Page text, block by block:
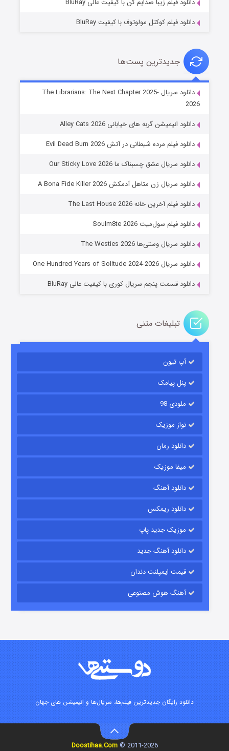
شوهر
عملیات آپارتمان
مردگان متحرک: شهر مرده ۳
قسمت۲ (زیرنویس) منتشر شد
قسمت۷ (زیرنویس) منتشر شد
شوگر فصل ۲
خاندان اژدها فصل ۳
دانلود فیلم کوکتل مولوتوف با کیفیت BluRay
جدیدترین پست‌ها
دانلود سریال The Librarians: The Next Chapter 2025-
2026
دانلود انیمیشن گربه های خیابانی Alley Cats 2026
دانلود فیلم مرده شیطانی در آتش Evil Dead Burn 2026
دانلود سریال عشق چسبناک ما Our Sticky Love 2026
دانلود سریال زن متاهل آدمکش A Bona Fide Killer 2026
دانلود فیلم آخرین خانه The Last House 2026
دانلود فیلم سول‌میت Soulm8te 2026
دانلود سریال وستی‌ها The Westies 2026
دانلود سریال One Hundred Years of Solitude 2024-2026
دانلود قسمت پنجم سریال کوری با کیفیت عالی BluRay
تبلیغات متنی
آپ تیون
پنل پیامک
ملودی 98
نواز موزیک
دانلود رمان
میفا موزیک
دانلود آهنگ
دانلود ریمکس
موزیک جدید پاپ
دانلود آهنگ جدید
قیمت ایمپلنت دندان
آهنگ هوش مصنوعی
دانلود رایگان جدیدترین فیلم‌ها، سریال‌ها و انیمیشن های جهان
2011-2026 ©
Doostihaa.Com